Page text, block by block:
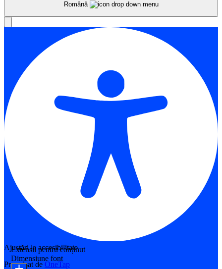
Română
Ajustări la accesibilitate
Propulsat de OneTap
Extensii pentru conținut
Dimensiune font